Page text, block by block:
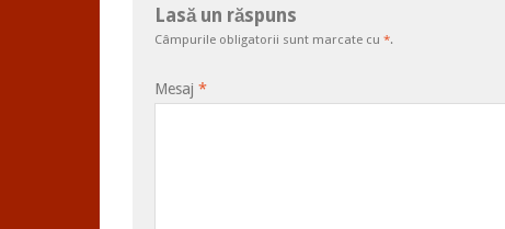
Lasă un răspuns
Câmpurile obligatorii sunt marcate cu *.
Mesaj *